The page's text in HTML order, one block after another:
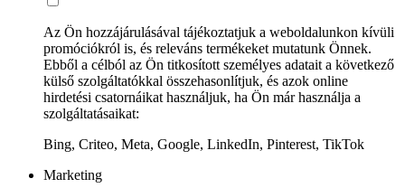
Az Ön hozzájárulásával tájékoztatjuk a weboldalunkon kívüli
promóciókról is, és releváns termékeket mutatunk Önnek.
Ebből a célból az Ön titkosított személyes adatait a következő
külső szolgáltatókkal összehasonlítjuk, és azok online
hirdetési csatornáikat használjuk, ha Ön már használja a
szolgáltatásaikat:
Bing, Criteo, Meta, Google, LinkedIn, Pinterest, TikTok
Marketing